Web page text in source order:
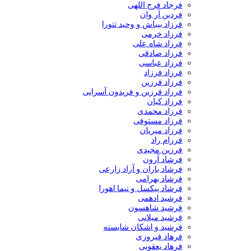
فرجاد فرج اللهی
فردین آر وان
فرزاد بیباش و وحید تتورا
فرزاد خرمی
فرزاد شاه علی
فرزاد صادقی
فرزاد عباسی
فرزاد فرزاد
فرزاد فرزین
فرزاد فرزین و فریدون آسرایی
فرزاد کیان
فرزاد محمدی
فرزاد مستوفی
فرزاد میریان
فرزام راد
فرزین مجیدی
فرشاد آرون
فرشاد باران و آراد زارعی
فرشاد بهرامی
فرشاد پیکسل و نیما اهورا
فرشید ادهمی
فرشید شاهسون
فرشید میلانی
فرشید و اشکان شایسته
فرهاد فیروزی
فرهاد یعقوبی